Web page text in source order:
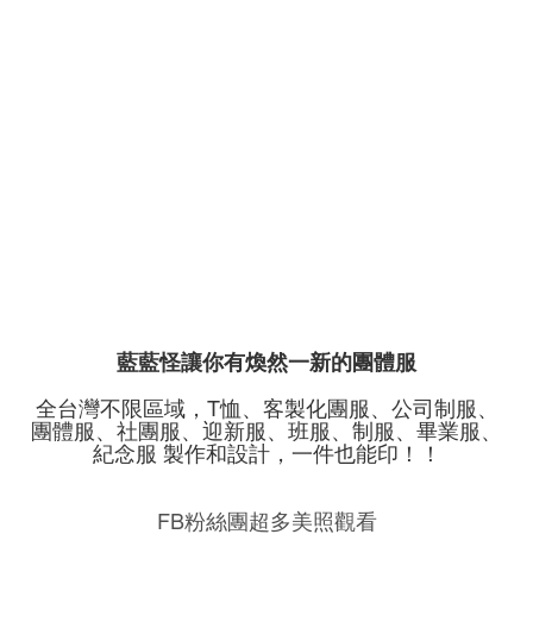
藍藍怪讓你有煥然一新的團體服
全台灣不限區域，T恤、客製化團服、公司制服、
團體服、社團服、迎新服、班服、制服、畢業服、
紀念服 製作和設計，一件也能印！！
FB粉絲團超多美照觀看